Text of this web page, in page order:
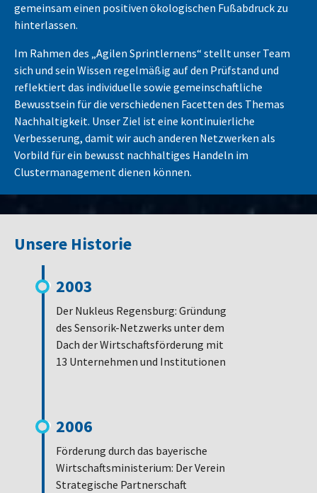
gemeinsam einen positiven ökologischen Fußabdruck zu
hinterlassen.
Im Rahmen des „Agilen Sprintlernens“ stellt unser Team
sich und sein Wissen regelmäßig auf den Prüfstand und
reflektiert das individuelle sowie gemeinschaftliche
Bewusstsein für die verschiedenen Facetten des Themas
Nachhaltigkeit. Unser Ziel ist eine kontinuierliche
Verbesserung, damit wir auch anderen Netzwerken als
Vorbild für ein bewusst nachhaltiges Handeln im
Clustermanagement dienen können.
Unsere Historie
2003
Der Nukleus Regensburg: Gründung
des Sensorik-Netzwerks unter dem
Dach der Wirtschaftsförderung mit
13 Unternehmen und Institutionen
2006
Förderung durch das bayerische
Wirtschaftsministerium: Der Verein
Strategische Partnerschaft